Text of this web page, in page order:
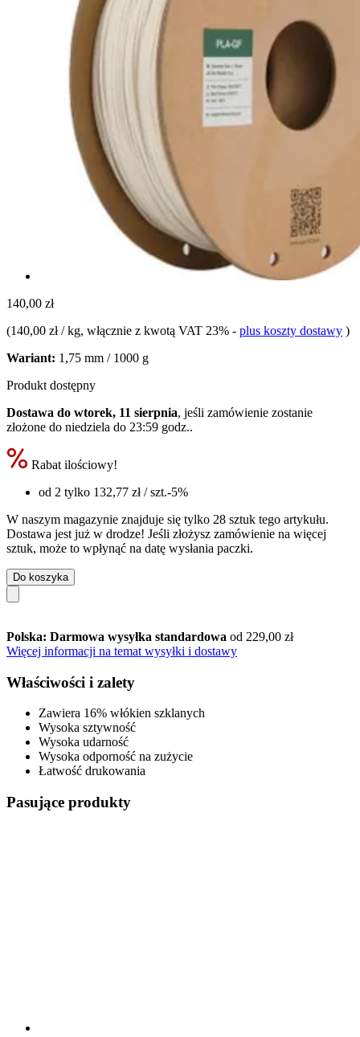
140,00 zł
(140,00 zł / kg, włącznie z kwotą VAT 23% - plus koszty dostawy )
Wariant: 1,75 mm / 1000 g
Produkt dostępny
Dostawa do wtorek, 11 sierpnia, jeśli zamówienie zostanie
złożone do niedziela do 23:59 godz..
Rabat ilościowy!
od 2 tylko 132,77 zł/ szt.-5%
W naszym magazynie znajduje się tylko 28 sztuk tego artykułu.
Dostawa jest już w drodze! Jeśli złożysz zamówienie na więcej
sztuk, może to wpłynąć na datę wysłania paczki.
Do koszyka
Polska: Darmowa wysyłka standardowa od 229,00 zł
Więcej informacji na temat wysyłki i dostawy
Właściwości i zalety
Zawiera 16% włókien szklanych
Wysoka sztywność
Wysoka udarność
Wysoka odporność na zużycie
Łatwość drukowania
Pasujące produkty